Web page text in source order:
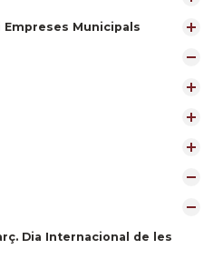
Municipals
Dia Internacional de les